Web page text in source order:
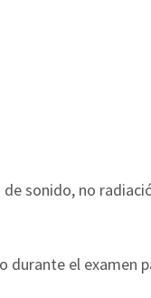
de sonido, no
durante el examen